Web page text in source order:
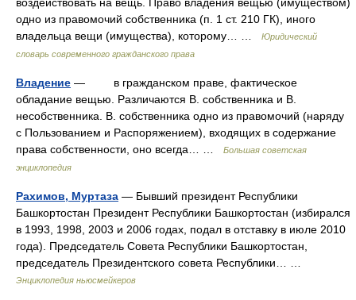
одно из правомочий собственника (п. 1 ст. 210 ГК), иного
владельца вещи (имущества), которому… …
Юридический
словарь современного гражданского права
Владение — в гражданском праве, фактическое
обладание вещью. Различаются В. собственника и В.
несобственника. В. собственника одно из правомочий (наряду
с Пользованием и Распоряжением), входящих в содержание
права собственности, оно всегда… …
Большая советская
энциклопедия
Рахимов, Муртаза — Бывший президент Республики
Башкортостан Президент Республики Башкортостан (избирался
в 1993, 1998, 2003 и 2006 годах, подал в отставку в июле 2010
года). Председатель Совета Республики Башкортостан,
председатель Президентского совета Республики… …
Энциклопедия ньюсмейкеров